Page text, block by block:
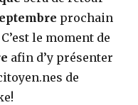
prochain
le moment de
afin d’y présenter
de